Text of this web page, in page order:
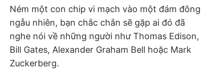
Ném một con chip vi mạch vào một đám đông
ngẫu nhiên, bạn chắc chắn sẽ gặp ai đó đã
nghe nói về những người như Thomas Edison,
Bill Gates, Alexander Graham Bell hoặc Mark
Zuckerberg.